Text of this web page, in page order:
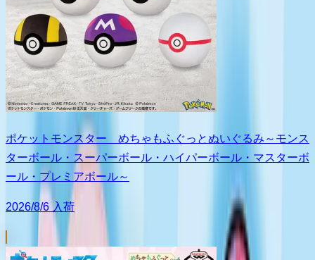
ポケットモンスター めちゃもふぐっとぬいぐるみ～モンス
ターボール・スーパーボール・ハイパーボール・マスターボ
ール・プレミアボール～
2026/8/6 入荷